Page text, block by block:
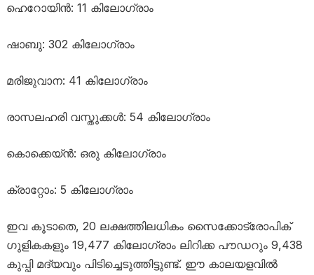
ഹെറോയിൻ: 11 കിലോഗ്രാം
ഷാബു: 302 കിലോഗ്രാം
മരിജുവാന: 41 കിലോഗ്രാം
രാസലഹരി വസ്തുക്കൾ: 54 കിലോഗ്രാം
കൊക്കെയ്ൻ: ഒരു കിലോഗ്രാം
ക്രാറ്റോം: 5 കിലോഗ്രാം
ഇവ കൂടാതെ, 20 ലക്ഷത്തിലധികം സൈക്കോട്രോപിക്
ഗുളികകളും 19,477 കിലോഗ്രാം ലിറിക്ക പൗഡറും 9,438
കുപ്പി മദ്യവും പിടിച്ചെടുത്തിട്ടുണ്ട്. ഈ കാലയളവിൽ